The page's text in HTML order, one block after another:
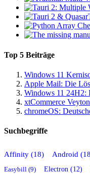
Top 5 Beiträge
Windows 11
Apple Mail: Die
Windows 11 24H2:
xtCommerce
chromeOS:
Suchbegriffe
Affinity (18) Android
Easybill (9) Electron (12)